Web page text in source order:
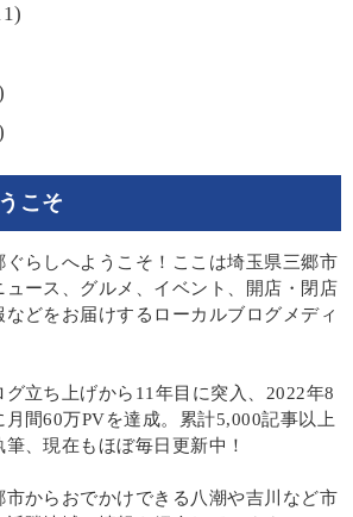
こそ
ぐらしへようこそ！ここは埼玉県三郷市
ュース、グルメ、イベント、開店・閉店
などをお届けするローカルブログメディ
グ立ち上げから11年目に突入、2022年8
月間60万PVを達成。累計5,000記事以上
筆、現在もほぼ毎日更新中！
市からおでかけできる八潮や吉川など市